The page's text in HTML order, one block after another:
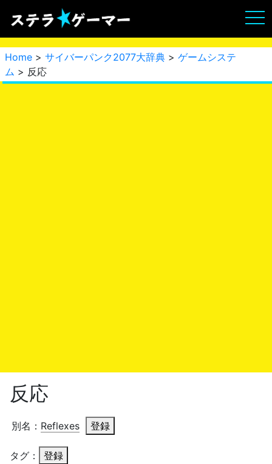
Home > サイバーパンク2077大辞典 > ゲームシステ
ム > 反応
反応
別名： Reflexes 登録
タグ： 登録